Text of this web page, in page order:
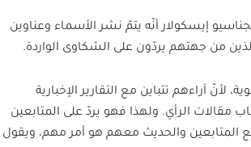
إيسكولار أنّه يتمّ نشر الأسماء وعناوين
من جهتهم يردّون على الشكاوى الواردة.
آراءهم تتباين مع التقارير الإخبارية
مقالات الرأي. ولهذا فهو يردّ على المتابعين
المتابعين والحديث معهم هو أمر مهم، ويقول